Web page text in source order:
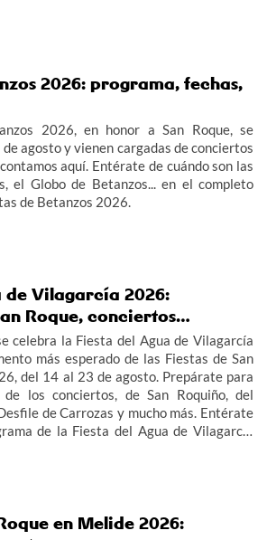
2026: programa, fechas,
2026, en honor a San Roque, se
agosto y vienen cargadas de conciertos
aquí. Entérate de cuándo son las
el Globo de Betanzos... en el completo
de Betanzos 2026.
de Vilagarcía 2026:
Roque, conciertos…
celebra la Fiesta del Agua de Vilagarcía
más esperado de las Fiestas de San
del 14 al 23 de agosto. Prepárate para
los conciertos, de San Roquiño, del
de Carrozas y mucho más. Entérate
de la Fiesta del Agua de Vilagarcía
en Melide 2026: